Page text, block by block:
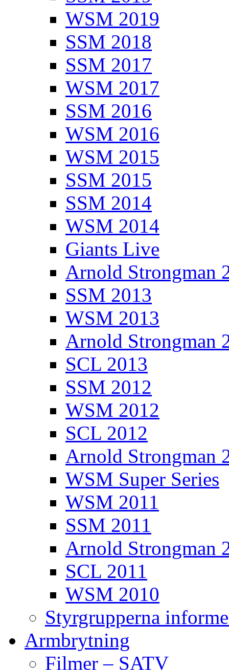
WSM 2019
SSM 2018
SSM 2017
WSM 2017
SSM 2016
WSM 2016
WSM 2015
SSM 2015
SSM 2014
WSM 2014
Giants Live
Arnold Strongman
SSM 2013
WSM 2013
Arnold Strongman
SCL 2013
SSM 2012
WSM 2012
SCL 2012
Arnold Strongman
WSM Super Series
WSM 2011
SSM 2011
Arnold Strongman
SCL 2011
WSM 2010
Styrgrupperna
Armbrytning
Filmer – SATV